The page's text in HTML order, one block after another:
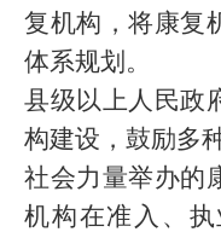
复机构，将康复
体系规划。
县级以上人民政
构建设，鼓励多
社会力量举办的
机构在准入、